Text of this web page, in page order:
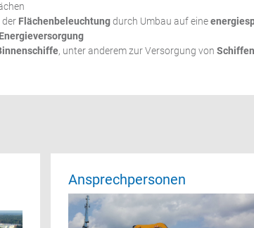
Flächenbeleuchtungdurch Umbau auf eine
Energieversorgung
, unter anderem zur Versorgung von
Ansprechpersonen